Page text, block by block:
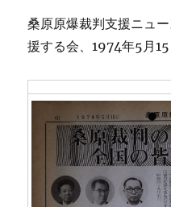
桑原原爆裁判支援ニュ
援する会、1974年5月15